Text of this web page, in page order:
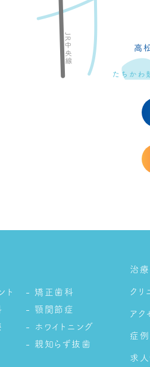
ト
- 矯正歯科
- 顎関節症
- ホワイトニング
- 親知らず抜歯
治
クリ
アク
症
求